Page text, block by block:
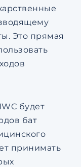
Это прямая
будет
бат
принимать